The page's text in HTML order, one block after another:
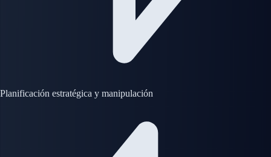
Planificación estratégica y manipulación